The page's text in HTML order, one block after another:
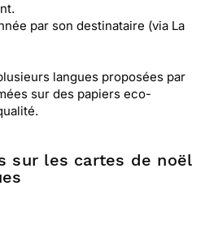
par son destinataire (via La
langues proposées par
sur des papiers eco-
sur les cartes de noël